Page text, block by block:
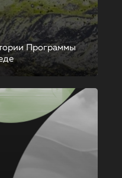
Программы